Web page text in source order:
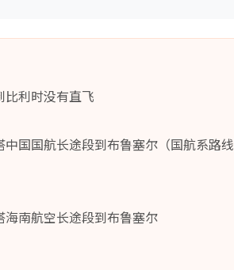
比利时没有直飞
国国航长途段到布鲁塞尔（国航系路线
南航空长途段到布鲁塞尔